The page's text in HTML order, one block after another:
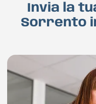
Invia la
Sorrento